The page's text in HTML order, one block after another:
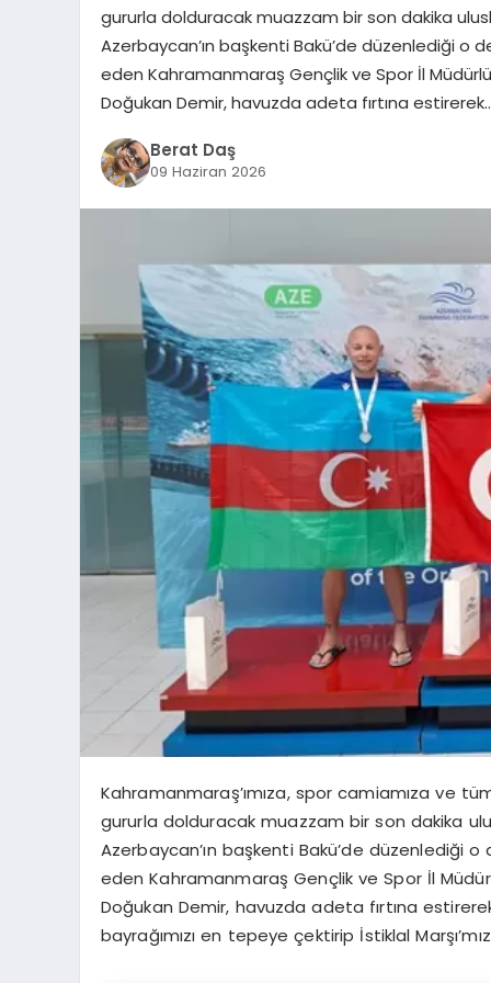
gururla dolduracak muazzam bir son dakika
Azerbaycan’ın başkenti Bakü’de düzenlediği o
eden Kahramanmaraş Gençlik ve Spor İl
Doğukan Demir, havuzda adeta fırtına
Berat Daş
09 Haziran 2026
Kahramanmaraş’ımıza, spor camiamıza ve
gururla dolduracak muazzam bir son dakika
Azerbaycan’ın başkenti Bakü’de düzenlediği
eden Kahramanmaraş Gençlik ve Spor İl
Doğukan Demir, havuzda adeta fırtına estirerek
bayrağımızı en tepeye çektirip İstiklal